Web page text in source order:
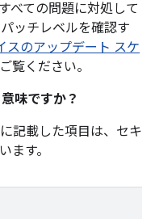
べての問題に対処して
ッチレベルを確認す
スのアップデート スケ
覧ください。
味ですか？
記載した項目は、セキ
ます。